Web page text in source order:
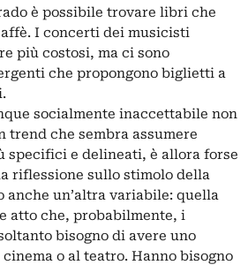
è possibile trovare libri che
I concerti dei musicisti
più costosi, ma ci sono
che propongono biglietti a
socialmente inaccettabile non
trend che sembra assumere
specifici e delineati, è allora forse
riflessione sullo stimolo della
anche un’altra variabile: quella
atto che, probabilmente, i
bisogno di avere uno
o al teatro. Hanno bisogno